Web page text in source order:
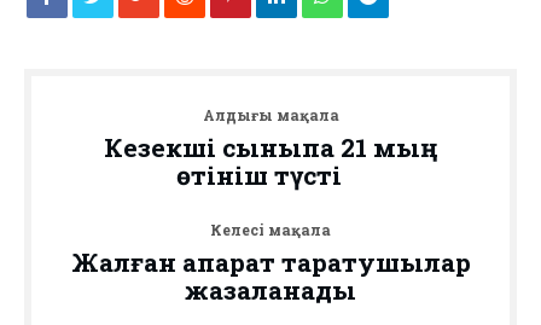
Алдыңғы мақала
Кезекші сыныпқа 21 мың
өтініш түсті ⠀
Келесі мақала
Жалған ақпарат таратушылар
жазаланады